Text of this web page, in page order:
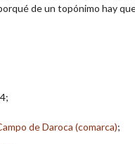
de un topónimo hay
de Daroca (comarca);